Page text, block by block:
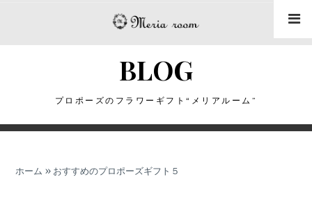
ス
BLOG
プロポーズのフラワーギフト“メリアルーム”
ホーム » おすすめのプロポーズギフト５